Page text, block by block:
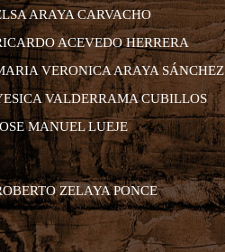
ARAYA CARVACHO
ACEVEDO HERRERA
VERONICA ARAYA SÁNCHEZ
VALDERRAMA CUBILLOS
MANUEL LUEJE
ZELAYA PONCE